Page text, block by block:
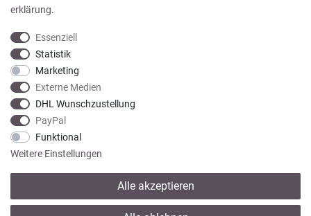
922 Bewertungen
erklärung.
Essenziell
Statistik
Marketing
Externe Medien
DHL Wunschzustellung
PayPal
Funktional
Weitere Einstellungen
Alle akzeptieren
* Alle Preise verstehen sich inkl. gesetzl. MwSt. zzgl.